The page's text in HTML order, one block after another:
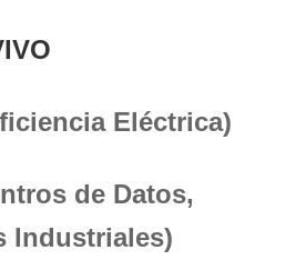
Eléctrica)
de Datos,
Industriales)